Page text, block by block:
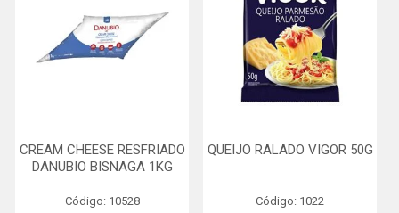
CREAM CHEESE RESFRIADO
DANUBIO BISNAGA 1KG
Código: 10528
QUEIJO RALADO VIGOR 50G
Código: 1022